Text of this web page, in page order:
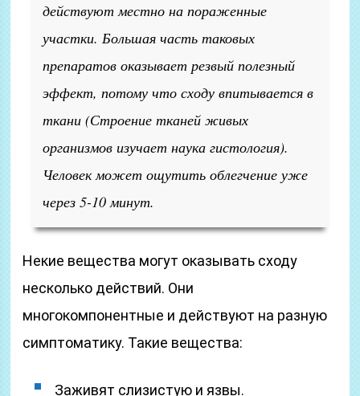
действуют местно на пораженные
участки. Большая часть таковых
препаратов оказывает резвый полезный
эффект, потому что сходу впитывается в
ткани(Строение тканей живых
организмов изучает наука гистология).
Человек может ощутить облегчение уже
через 5-10 минут.
Некие вещества могут оказывать сходу
несколько действий. Они
многокомпонентные и действуют на разную
симптоматику. Такие вещества:
Заживят слизистую и язвы.